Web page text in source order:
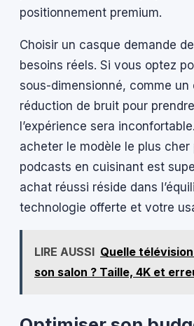
positionnement premium.
Choisir un casque demande
besoins réels. Si vous optez
sous-dimensionné, comme un
réduction de bruit pour prendre
l’expérience sera
acheter le modèle le plus
podcasts en cuisinant est
achat réussi réside dans
technologie offerte et votre
LIRE AUSSI Quelle
son salon ? Taille, 4K et